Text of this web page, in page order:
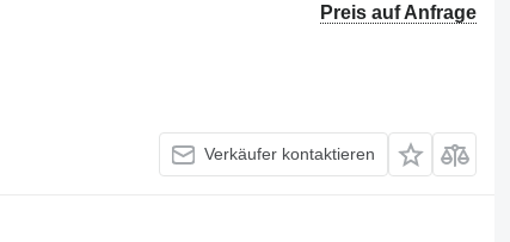
Preis auf Anfrage
Verkäufer kontaktieren